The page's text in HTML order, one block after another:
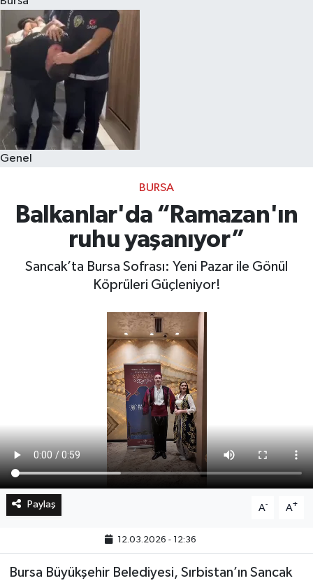
Genel
BURSA
Balkanlar'da “Ramazan'ın
ruhu yaşanıyor”
Sancak’ta Bursa Sofrası: Yeni Pazar ile Gönül
Köprüleri Güçleniyor!
Paylaş A- A+
12.03.2026 - 12:36
Bursa Büyükşehir Belediyesi, Sırbistan’ın Sancak
Eğitim
Sağlık
Magazin
Kültür & Sanat
Teknoloji
Bilim
Bilim, Teknoloji